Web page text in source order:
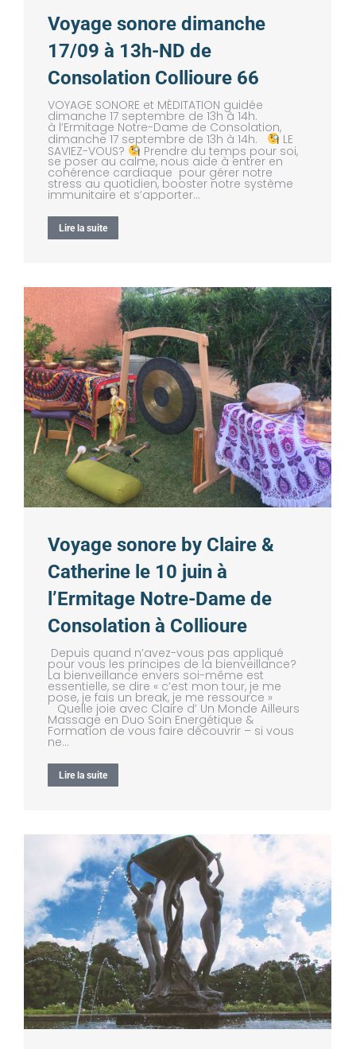
Voyage sonore dimanche
17/09 à 13h-ND de
Consolation Collioure 66
VOYAGE SONORE et MÉDITATION guidée
dimanche 17 septembre de 13h à 14h.
à l’Ermitage Notre-Dame de Consolation,
dimanche 17 septembre de 13h à 14h. LE
SAVIEZ-VOUS? Prendre du temps pour soi,
se poser au calme, nous aide à entrer en
cohérence cardiaque pour gérer notre
stress au quotidien, booster notre système
immunitaire et s’apporter…
Lire la suite
Voyage sonore by Claire &
Catherine le 10 juin à
l’Ermitage Notre-Dame de
Consolation à Collioure
Depuis quand n’avez-vous pas appliqué
pour vous les principes de la bienveillance?
La bienveillance envers soi-même est
essentielle, se dire « c’est mon tour, je me
pose, je fais un break, je me ressource »
Quelle joie avec Claire d’ Un Monde Ailleurs
Massage en Duo Soin Energétique &
Formation de vous faire découvrir – si vous
ne…
Lire la suite